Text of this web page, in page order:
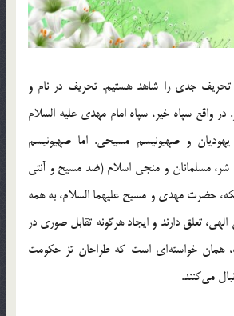
جدی را شاهد هستیم. تحریف در نام و
واقع سپاه خیر، سپاه امام مهدی علیه السلام
و صهیونیسم مسیحی. اما صهیونیسم
شر، مسلمانان و منجی اسلام (ضد مسیح و آنتی
حضرت مهدی‌ و مسیح‌ علیهما السلام، به‌ همه‌
تعلق‌ دارند و ایجاد هرگونه‌ تقابل‌ صوری‌ در
همان‌ خواسته‌ای‌ است‌ كه‌ طراحان‌ تز حكومت‌
می‌كنند.